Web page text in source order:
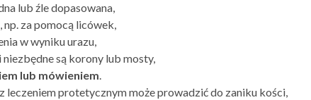
lub źle dopasowana,
, np. za pomocą licówek,
w wyniku urazu,
są korony lub mosty,
lub mówieniem.
leczeniem protetycznym może prowadzić do zaniku kości,